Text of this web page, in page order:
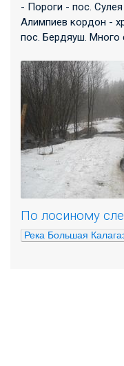
- Пороги - пос.
Алимпиев кордон -
пос. Бердяуш. Много
По лосиному
Река Большая